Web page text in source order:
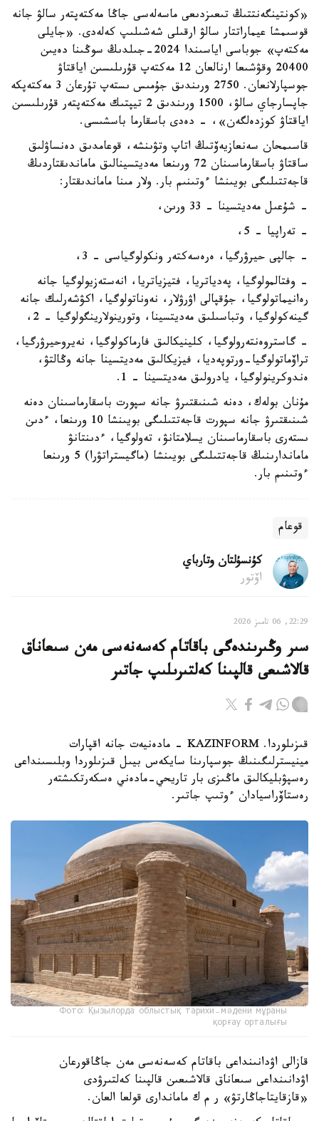
«كونتينگەنتتىڭ تىعىزدىعى ماسەلەسى جاڭا مەكتەپتەر سالۋ جانە
قوسىمشا عيماراتتار سالۋ ارقىلى شەشىلىپ كەلەدى. «جايلى
مەكتەپ» جوباسى اياسىندا 2024-جىلدىڭ سوڭىنا دەيىن
20400 وقۋشىعا ارنالعان 12 مەكتەپ قۇرىلىسىن اياقتاۋ
جوسپارلانعان. 2750 ورىندىق جۇمىس ىستەپ تۇرعان 3 مەكتەپكە
جاپسارجاي سالۋ، 1500 ورىندىق 2 تيپتىك مەكتەپتەر قۇرىلىسىن
اياقتاۋ كوزدەلگەن»، - دەدى باسقارما باسشىسى.
قاسىمحان سەنعازيەۆتىڭ اتاپ وتۋىنشە، قوعامدىق دەنساۋلىق
ساقتاۋ باسقارماسىنان 72 ورىنعا مەديتسينالىق ماماندىقتاردىڭ
قاجەتتىلىگى بويىنشا ءوتىنىم بار. ولار مىنا ماماندىقتار:
- شۇعىل مەديتسينا - 33 ورىن،
- تەراپيا – 5،
- جالپى حيرۋرگيا، ەرەسەكتەر ونكولوگياسى – 3،
- وفتالمولوگيا، پەدياتريا، فتيزياتريا، انەستەزيولوگيا جانە
رەانيماتولوگيا، جۇقپالى اۋرۋلار، نەوناتولوگيا، اكۋشەرلىك جانە
گينەكولوگيا، وتباسىلىق مەديتسينا، وتورينولارينگولوگيا – 2،
- گاستروەنتەرولوگيا، كلينيكالىق فارماكولوگيا، نەيروحيرۋرگيا،
تراۆماتولوگيا-ورتوپەديا، فيزيكالىق مەديتسينا جانە وڭالتۋ،
ەندوكرينولوگيا، يادرولىق مەديتسينا - 1.
مۇنان بولەك، دەنە شىنىقتىرۋ جانە سپورت باسقارماسىنان دەنە
شىنىقتىرۋ جانە سپورت قاجەتتىلىگى بويىنشا 10 ورىنعا، ءدىن
ىستەرى باسقارماسىنان يسلامتانۋ، تەولوگيا، ءدىنتانۋ
ماماندارىنىڭ قاجەتتىلىگى بويىنشا (ماگيستراتۋرا) 5 ورىنعا
ءوتىنىم بار.
قوعام
كۇنسۇلتان وتارباي
اۆتور
22:29, 06 تامىز 2026
سىر وڭىرىندەگى باقاتام كەسەنەسى مەن سىعاناق
قالاشىعى قالپىنا كەلتىرىلىپ جاتىر
قىزىلوردا. KAZINFORM - مادەنيەت جانە اقپارات
مينيسترلىگىنىڭ جوسپارىنا سايكەس بيىل قىزىلوردا وبلىسىنداعى
رەسپۋبليكالىق ماڭىزى بار تاريحي-مادەني ەسكەرتكىشتەر
رەستاۆراسيادان ءوتىپ جاتىر.
Фото: Қызылорда облыстық тарихи-мәдени мұраны
қорғау орталығы
قازالى اۋدانىنداعى باقاتام كەسەنەسى مەن جاڭاقورعان
اۋدانىنداعى سىعاناق قالاشىعىن قالپىنا كەلتىرۋدى
«قازقايتاجاڭارتۋ» ر م ك ماماندارى قولعا العان.